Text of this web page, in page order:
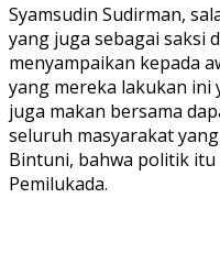
Syamsudin Sudirman,
yang juga sebagai saksi
menyampaikan kepada
yang mereka lakukan
juga makan bersama
seluruh masyarakat
Bintuni, bahwa politik itu
Pemilukada.